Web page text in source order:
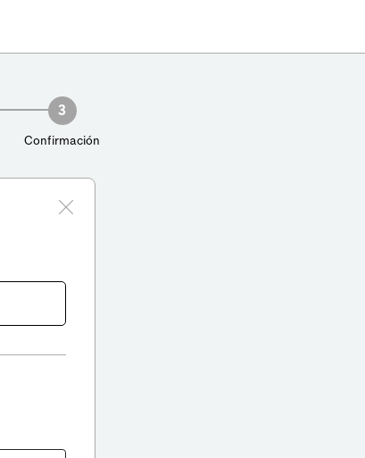
3
Confirmación